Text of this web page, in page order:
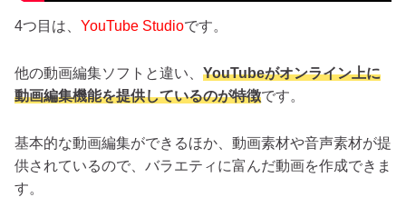
4つ目は、 YouTube Studioです。
他の動画編集ソフトと違い、 YouTubeがオンライン上に
動画編集機能を提供しているのが特徴です。
基本的な動画編集ができるほか、動画素材や音声素材が提
供されているので、バラエティに富んだ動画を作成できま
す。